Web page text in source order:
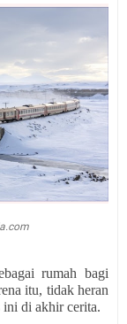
rumah bagi
itu, tidak heran
di akhir cerita.